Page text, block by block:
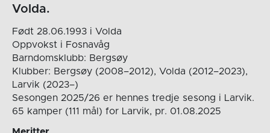
Volda.
Født 28.06.1993 i Volda
Oppvokst i Fosnavåg
Barndomsklubb: Bergsøy
Klubber: Bergsøy (2008–2012), Volda (2012–2023),
Larvik (2023–)
Sesongen 2025/26 er hennes tredje sesong i Larvik.
65 kamper (111 mål) for Larvik, pr. 01.08.2025